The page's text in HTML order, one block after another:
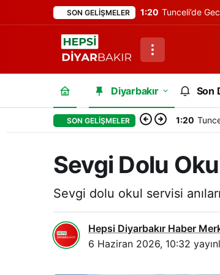
SON GELIŞMELER 1:20 Tunceli’de
Diyarbakır Son
SON GELIŞMELER 1:20
Sevgi Dolu
Sevgi dolu okul servisi
Hepsi Diyarbakır Haber
6 Haziran 2026, 10:32